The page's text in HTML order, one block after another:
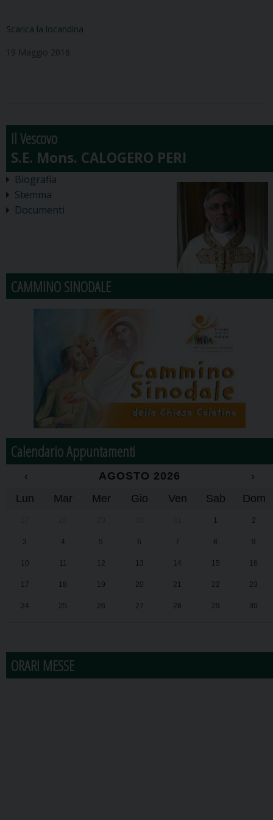
Scarica la locandina
19 Maggio 2016
Il Vescovo
Biografia
Stemma
Documenti
CAMMINO SINODALE
Calendario Appuntamenti
‹ AGOSTO 2026
›
Lun
Mar Mer Gio Ven Sab Dom
1 2
3 4 5 6 7 8 9
10 11 12 13 14 15 16
17 18 19 20 21 22 23
24 25 26 27 28 29 30
ORARI MESSE